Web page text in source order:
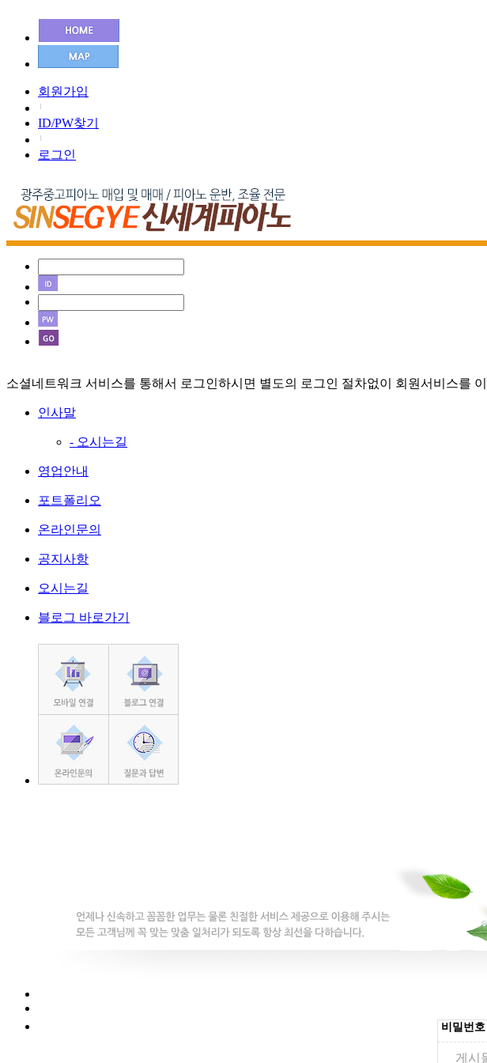
회원가입
ID/PW찾기
로그인
소셜네트워크 서비스를 통해서 로그인하시면 별도의 로그인 절차없이 회원서비스를
인사말
- 오시는길
영업안내
포트폴리오
온라인문의
공지사항
오시는길
블로그 바로가기
비밀번
게시